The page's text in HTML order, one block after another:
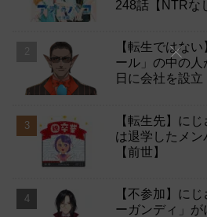
248話【NTRな
【転生ではな
ール」の中の
日に会社を設立
【転生先】に
は退学したメ
【前世】
【不参加】に
ーガンディ」